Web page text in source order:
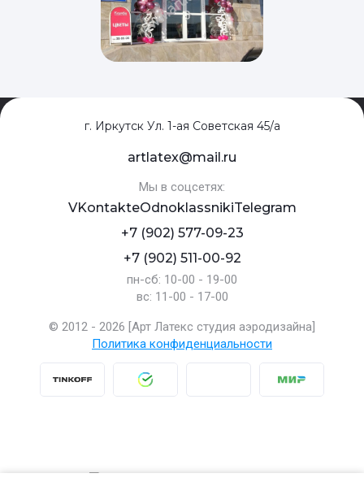
г. Иркутск Ул. 1-ая Советская 45/а
artlatex@mail.ru
Мы в соцсетях:
VKontakteOdnoklassnikiTelegram
+7 (902) 577-09-23
+7 (902) 511-00-92
пн-сб: 10-00 - 19-00
вс: 11-00 - 17-00
© 2012 - 2026 [Арт Латекс студия аэродизайна]
Политика конфиденциальности